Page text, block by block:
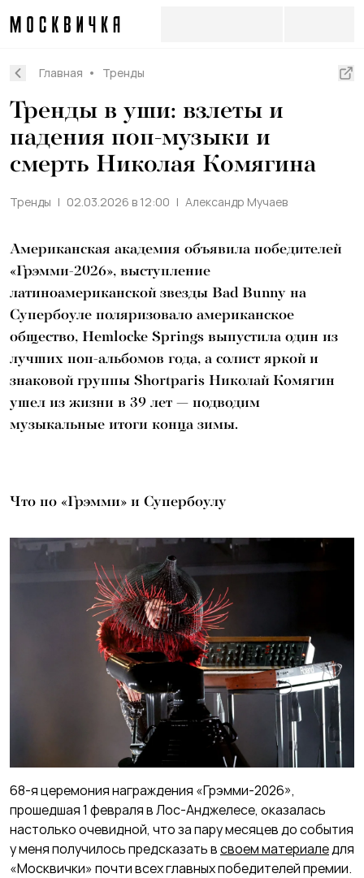
Главная Тренды
Тренды в уши: взлеты и
падения поп-музыки и
смерть Николая Комягина
Тренды 02.03.2026 в 12:00 Александр Мучаев
Американская академия объявила победителей
«Грэмми-2026», выступление
латиноамериканской звезды Bad Bunny на
Супербоуле поляризовало американское
общество, Hemlocke Springs выпустила один из
лучших поп-альбомов года, а солист яркой и
знаковой группы Shortparis Николай Комягин
ушел из жизни в 39 лет — подводим
музыкальные итоги конца зимы.
Что по «Грэмми» и Супербоулу
68-я церемония награждения «Грэмми-2026»,
прошедшая 1 февраля в Лос-Анджелесе, оказалась
настолько очевидной, что за пару месяцев до события
у меня получилось предсказать всвоем материаледля
«Москвички» почти всех главных победителей премии.